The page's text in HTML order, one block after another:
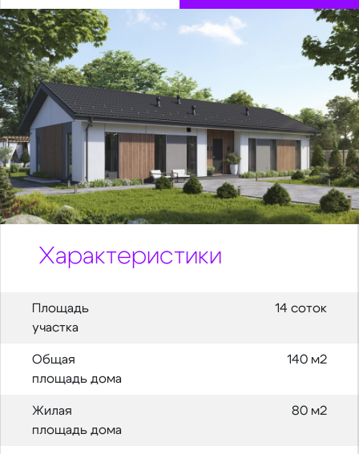
Характеристики
Площадь
участка
14 соток
Общая
площадь дома
140 м2
Жилая
площадь дома
80 м2